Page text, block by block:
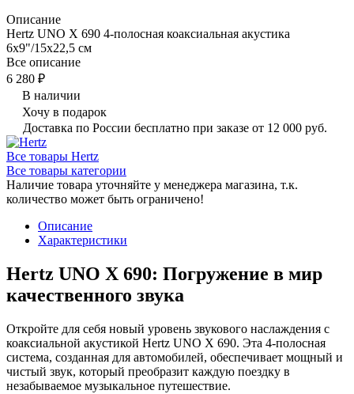
Описание
Hertz UNO X 690 4-полосная коаксиальная акустика
6x9"/15x22,5 см
Все описание
6 280 ₽
В наличии
Хочу в подарок
Доставка по России бесплатно при заказе от 12 000 руб.
Все товары Hertz
Все товары категории
Наличие товара уточняйте у менеджера магазина, т.к.
количество может быть ограничено!
Описание
Характеристики
Hertz UNO X 690: Погружение в мир
качественного звука
Откройте для себя новый уровень звукового наслаждения с
коаксиальной акустикой Hertz UNO X 690. Эта 4-полосная
система, созданная для автомобилей, обеспечивает мощный и
чистый звук, который преобразит каждую поездку в
незабываемое музыкальное путешествие.